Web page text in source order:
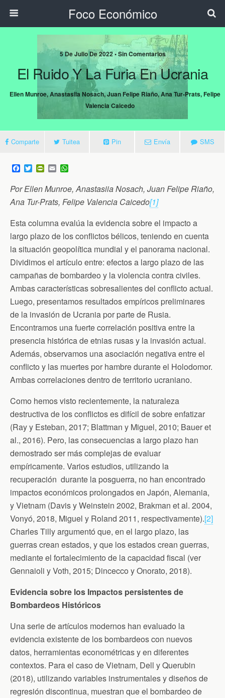
Foco Económico
5 De Julio De 2022 • Sin Comentarios
El Ruido Y La Furia En Ucrania
Ellen Munroe, Anastasiia Nosach, Juan Felipe Riaño, Ana Tur-Prats, Felipe
Valencia Caicedo
Comparte Tuitea Pin Envía SMS
F
a
e
b
o
k
T
w
i
t
t
e
P
i
n
t
F
i
e
n
d
y
E
m
i
l
t
s
A
p
Por Ellen Munroe, Anastasiia Nosach, Juan Felipe Riaño,
Ana Tur-Prats, Felipe Valencia Caicedo[1]
Esta columna evalúa la evidencia sobre el impacto a
largo plazo de los conflictos bélicos, teniendo en cuenta
la situación geopolítica mundial y el panorama nacional.
Dividimos el artículo entre: efectos a largo plazo de las
campañas de bombardeo y la violencia contra civiles.
Ambas características sobresalientes del conflicto actual.
Luego, presentamos resultados empíricos preliminares
de la invasión de Ucrania por parte de Rusia.
Encontramos una fuerte correlación positiva entre la
presencia histórica de etnias rusas y la invasión actual.
Además, observamos una asociación negativa entre el
conflicto y las muertes por hambre durante el Holodomor.
Ambas correlaciones dentro de territorio ucraniano.
Como hemos visto recientemente, la naturaleza
destructiva de los conflictos es difícil de sobre enfatizar
(Ray y Esteban, 2017; Blattman y Miguel, 2010; Bauer et
al., 2016). Pero, las consecuencias a largo plazo han
demostrado ser más complejas de evaluar
empíricamente. Varios estudios, utilizando la
recuperación durante la posguerra, no han encontrado
impactos económicos prolongados en Japón, Alemania,
y Vietnam (Davis y Weinstein 2002, Brakman et al. 2004,
Vonyó, 2018, Miguel y Roland 2011, respectivamente).[2]
Charles Tilly argumentó que, en el largo plazo, las
guerras crean estados, y que los estados crean guerras,
mediante el fortalecimiento de la capacidad fiscal (ver
Gennaioli y Voth, 2015; Dincecco y Onorato, 2018).
Evidencia sobre los Impactos persistentes de
Bombardeos Históricos
Una serie de artículos modernos han evaluado la
evidencia existente de los bombardeos con nuevos
datos, herramientas econométricas y en diferentes
contextos. Para el caso de Vietnam, Dell y Querubin
(2018), utilizando variables instrumentales y diseños de
regresión discontinua, muestran que el bombardeo de